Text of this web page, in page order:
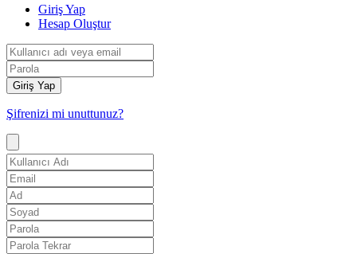
Giriş Yap
Hesap Oluştur
Giriş Yap
Şifrenizi mi unuttunuz?